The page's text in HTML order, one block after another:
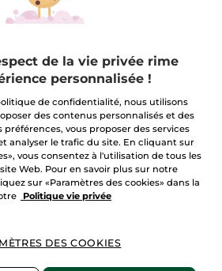
et sa montre élégante
de la disponibilité
de la vie privée rime
personnalisée !
de confidentialité, nous utilisons
des contenus personnalisés et des
préférences, vous proposer des services
analyser le trafic du site. En cliquant sur
vous consentez à l'utilisation de tous les
Web. Pour en savoir plus sur notre
sur «Paramètres des cookies» dans la
Politique vie privée
DES COOKIES